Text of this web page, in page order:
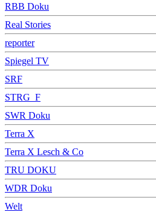
RBB Doku
Real Stories
reporter
Spiegel TV
SRF
STRG_F
SWR Doku
Terra X
Terra X Lesch & Co
TRU DOKU
WDR Doku
Welt